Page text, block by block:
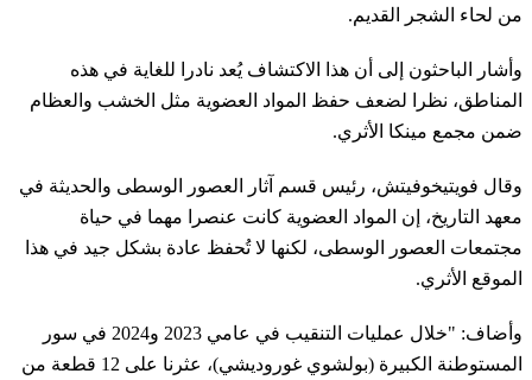
من لحاء الشجر القديم.
وأشار الباحثون إلى أن هذا الاكتشاف يُعد نادرا للغاية في هذه
المناطق، نظرا لضعف حفظ المواد العضوية مثل الخشب والعظام
ضمن مجمع مينكا الأثري.
وقال فويتيخوفيتش، رئيس قسم آثار العصور الوسطى والحديثة في
معهد التاريخ، إن المواد العضوية كانت عنصرا مهما في حياة
مجتمعات العصور الوسطى، لكنها لا تُحفظ عادة بشكل جيد في هذا
الموقع الأثري.
وأضاف: "خلال عمليات التنقيب في عامي 2023 و2024 في سور
المستوطنة الكبيرة (بولشوي غوروديشي)، عثرنا على 12 قطعة من